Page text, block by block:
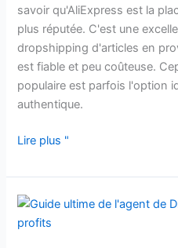
savoir qu'AliExpress est la
plus réputée. C'est une
dropshipping d'articles en
est fiable et peu coûteuse.
populaire est parfois l'option
authentique.
Lire plus "
Guide
ultime